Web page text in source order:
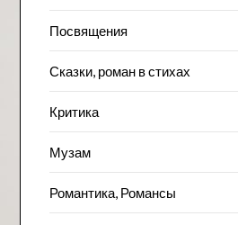
Посвящения
Сказки, роман в стихах
Критика
Музам
Романтика, Романсы